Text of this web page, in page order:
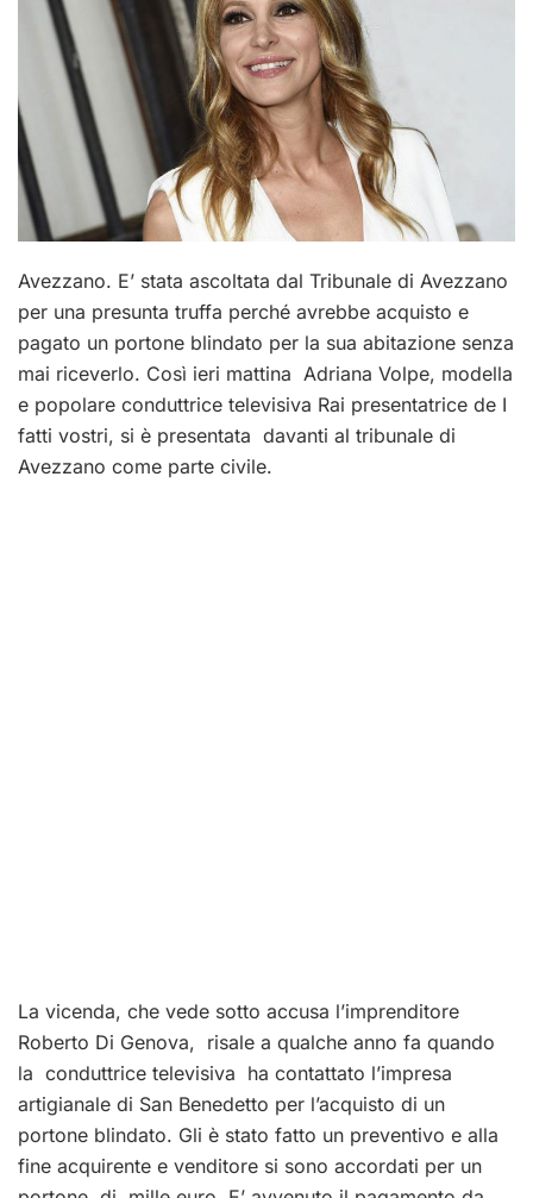
Avezzano. E’ stata ascoltata dal Tribunale di Avezzano
per una presunta truffa perché avrebbe acquisto e
pagato un portone blindato per la sua abitazione senza
mai riceverlo. Così ieri mattina Adriana Volpe, modella
e popolare conduttrice televisiva Rai presentatrice de I
fatti vostri, si è presentata davanti al tribunale di
Avezzano come parte civile.
La vicenda, che vede sotto accusa l’imprenditore
Roberto Di Genova, risale a qualche anno fa quando
la conduttrice televisiva ha contattato l’impresa
artigianale di San Benedetto per l’acquisto di un
portone blindato. Gli è stato fatto un preventivo e alla
fine acquirente e venditore si sono accordati per un